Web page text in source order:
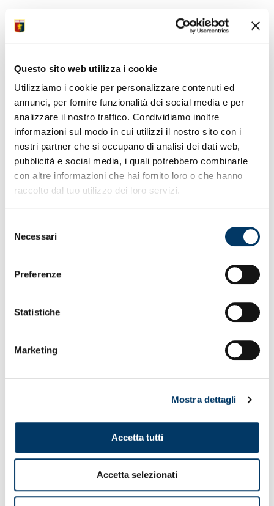
Questo sito web utilizza i cookie
Utilizziamo i cookie per personalizzare contenuti ed
annunci, per fornire funzionalità dei social media e per
analizzare il nostro traffico. Condividiamo inoltre
informazioni sul modo in cui utilizzi il nostro sito con i
nostri partner che si occupano di analisi dei dati web,
pubblicità e social media, i quali potrebbero combinarle
con altre informazioni che hai fornito loro o che hanno
raccolto dal tuo utilizzo dei loro servizi.
delNecessari
Preferenze
Statistiche
Marketing
Mostra dettagli
Accetta tutti
Accetta selezionati
IL GRUPPO DI
CONVOCATI
SELEZIONATO
DALLO STAFF
Tra i venticinque a disposizione rientrano Bani e Zanoli. In
caso di impiego il vice-capitano toccherà le 100 presenze
in tutte le competizioni con la maglia del Genoa.
VEDI ANCHE